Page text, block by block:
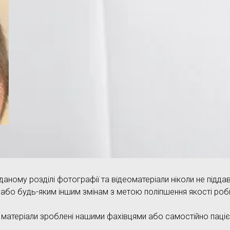
розділі фотографії та відеоматеріали ніколи не
будь-яким іншим змінам з метою поліпшення якості
зроблені нашими фахівцями або самостійно